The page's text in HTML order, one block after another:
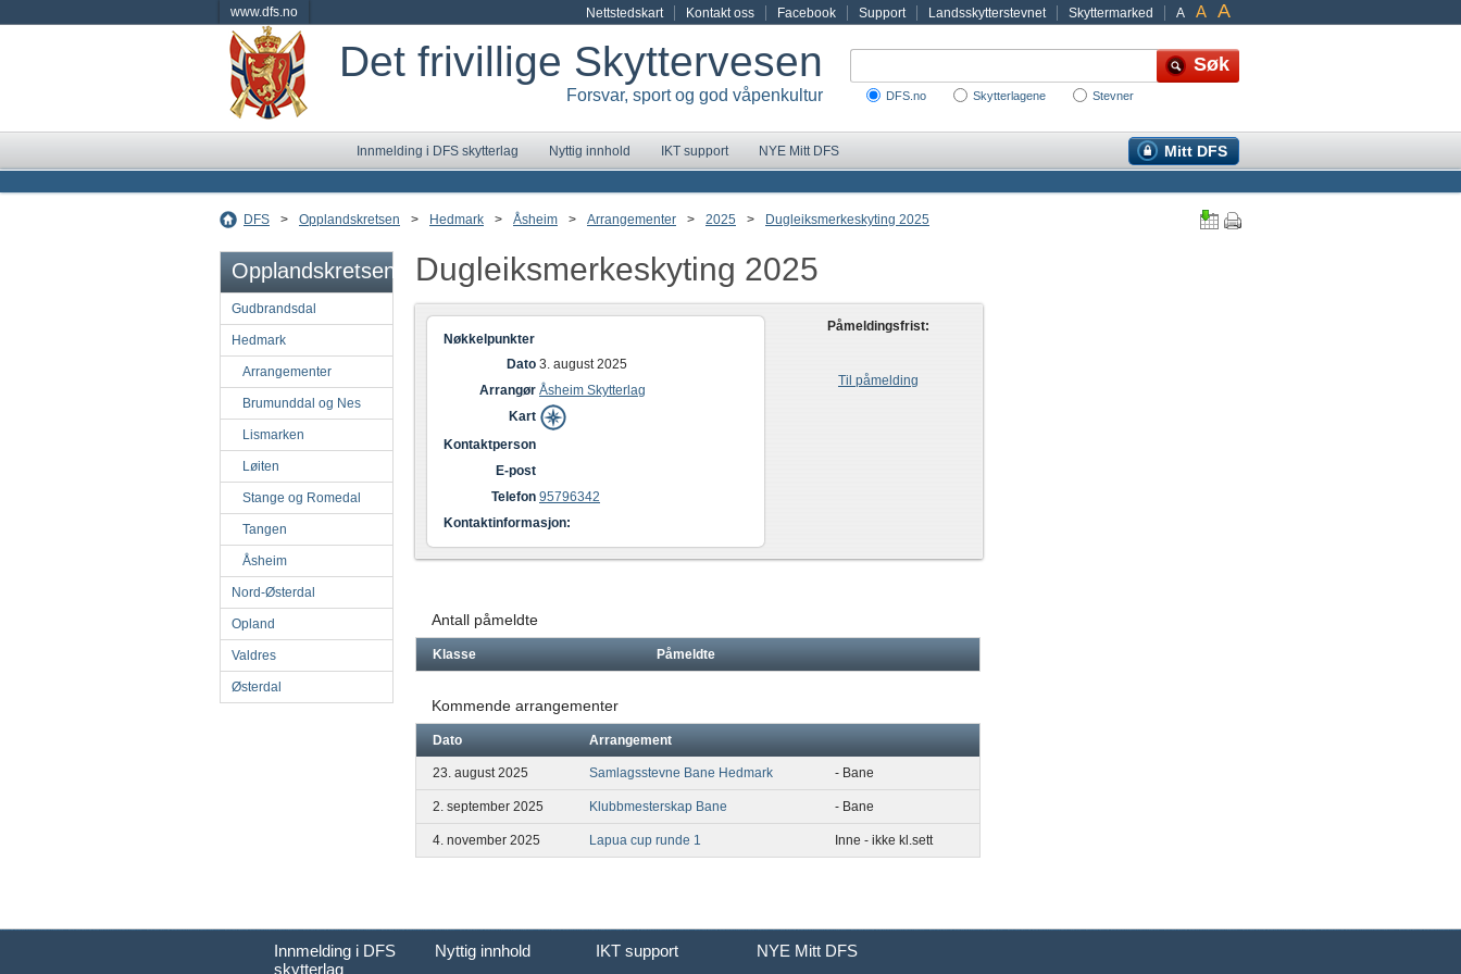
www.dfs.no A A A
Nettstedskart Kontakt oss Facebook Support Landsskytterstevnet Skyttermarked
Det frivillige Skyttervesen
Forsvar, sport og god våpenkultur DFS.no Skytterlagene Stevner
Innmelding i DFS skytterlag Nyttig innhold IKT support Mitt DFS
NYE Mitt DFS
DFS > Opplandskretsen > Hedmark > Åsheim > Arrangementer > 2025 > Dugleiksmerkeskyting 2025
Opplandskretsen
Gudbrandsdal
Hedmark
Arrangementer
Brumunddal og Nes
Lismarken
Løiten
Stange og Romedal
Tangen
Åsheim
Nord-Østerdal
Opland
Valdres
Østerdal
Dugleiksmerkeskyting 2025
Nøkkelpunkter
Dato 3. august 2025
Arrangør Åsheim Skytterlag
Kart
Kontaktperson
E-post
Telefon 95796342
Kontaktinformasjon:
Påmeldingsfrist:
Til påmelding
Antall påmeldte
Klasse Påmeldte
Kommende arrangementer
Dato Arrangement
23. august 2025 Samlagsstevne Bane Hedmark - Bane
2. september 2025 Klubbmesterskap Bane - Bane
4. november 2025 Lapua cup runde 1 Inne - ikke kl.sett
Innmelding i DFS
skytterlag
Nyttig innhold IKT support NYE Mitt DFS